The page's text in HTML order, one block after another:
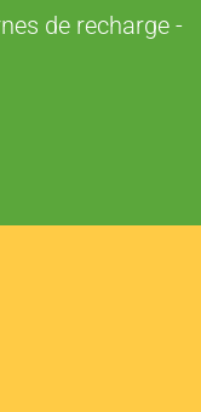
de recharge -